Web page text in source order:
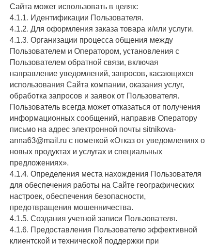
Сайта может использовать в целях:
4.1.1. Идентификации Пользователя.
4.1.2. Для оформления заказа товара и/или услуги.
4.1.3. Организации процесса общения между
Пользователем и Оператором, установления с
Пользователем обратной связи, включая
направление уведомлений, запросов, касающихся
использования Сайта компании, оказания услуг,
обработка запросов и заявок от Пользователя.
Пользователь всегда может отказаться от получения
информационных сообщений, направив Оператору
письмо на адрес электронной почты sitnikova-
anna63@mail.ru с пометкой «Отказ от уведомлениях о
новых продуктах и услугах и специальных
предложениях».
4.1.4. Определения места нахождения Пользователя
для обеспечения работы на Сайте географических
настроек, обеспечения безопасности,
предотвращения мошенничества.
4.1.5. Создания учетной записи Пользователя.
4.1.6. Предоставления Пользователю эффективной
клиентской и технической поддержки при